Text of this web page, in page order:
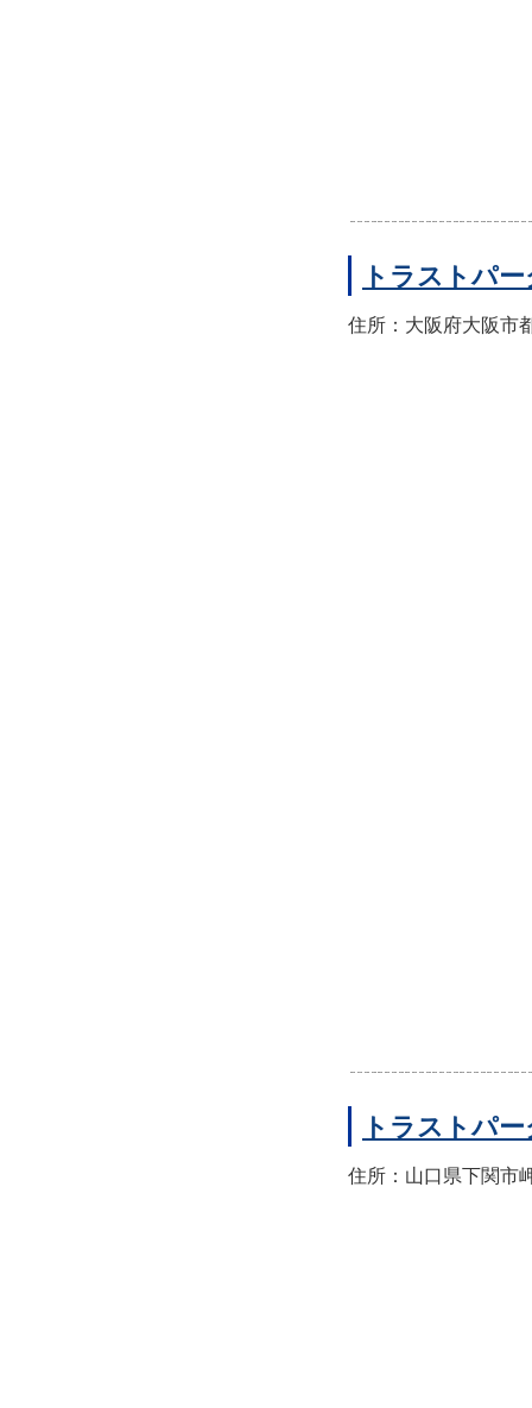
トラストパ
住所：大阪府大阪市
トラストパ
住所：山口県下関市